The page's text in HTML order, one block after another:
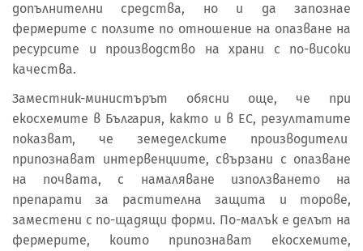
допълнителни средства, но и да запознае
фермерите с ползите по отношение на опазване на
ресурсите и производство на храни с по-високи
качества.
Заместник-министърът обясни още, че при
екосхемите в България, както и в ЕС, резултатите
показват, че земеделските производители
припознават интервенциите, свързани с опазване
на почвата, с намаляване използването на
препарати за растителна защита и торове,
заместени с по-щадящи форми. По-малък е делът на
фермерите, които припознават екосхемите,